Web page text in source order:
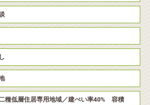
種低層住居専用地域／建ぺい率40% 容積